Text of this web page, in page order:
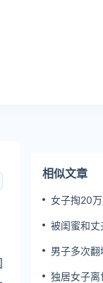
相似文章
女子掏20
被闺蜜和
男子多次
独居女子